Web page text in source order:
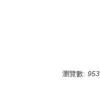
瀏覽數: 953